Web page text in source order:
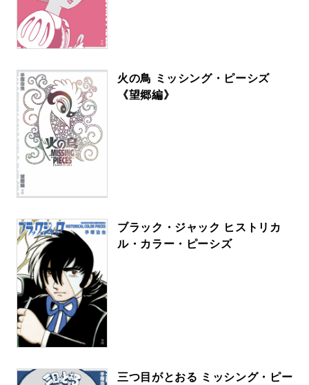
火の鳥 ミッシング・ピーシズ
《望郷編》
ブラック・ジャック ヒストリカ
ル・カラー・ピーシズ
三つ目がとおる ミッシング・ピー